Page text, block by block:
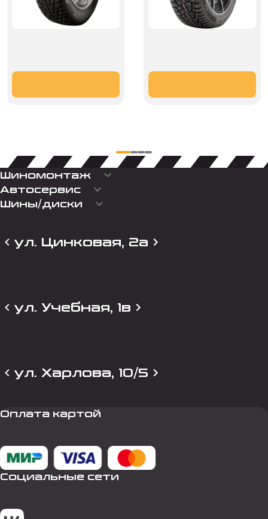
Шиномонтаж keyboard_arrow_down
Автосервис keyboard_arrow_down
Шины/диски keyboard_arrow_down
ул. Цинковая, 2а
ул. Учебная, 1в
ул. Харлова, 10/5
Оплата картой
Социальные сети